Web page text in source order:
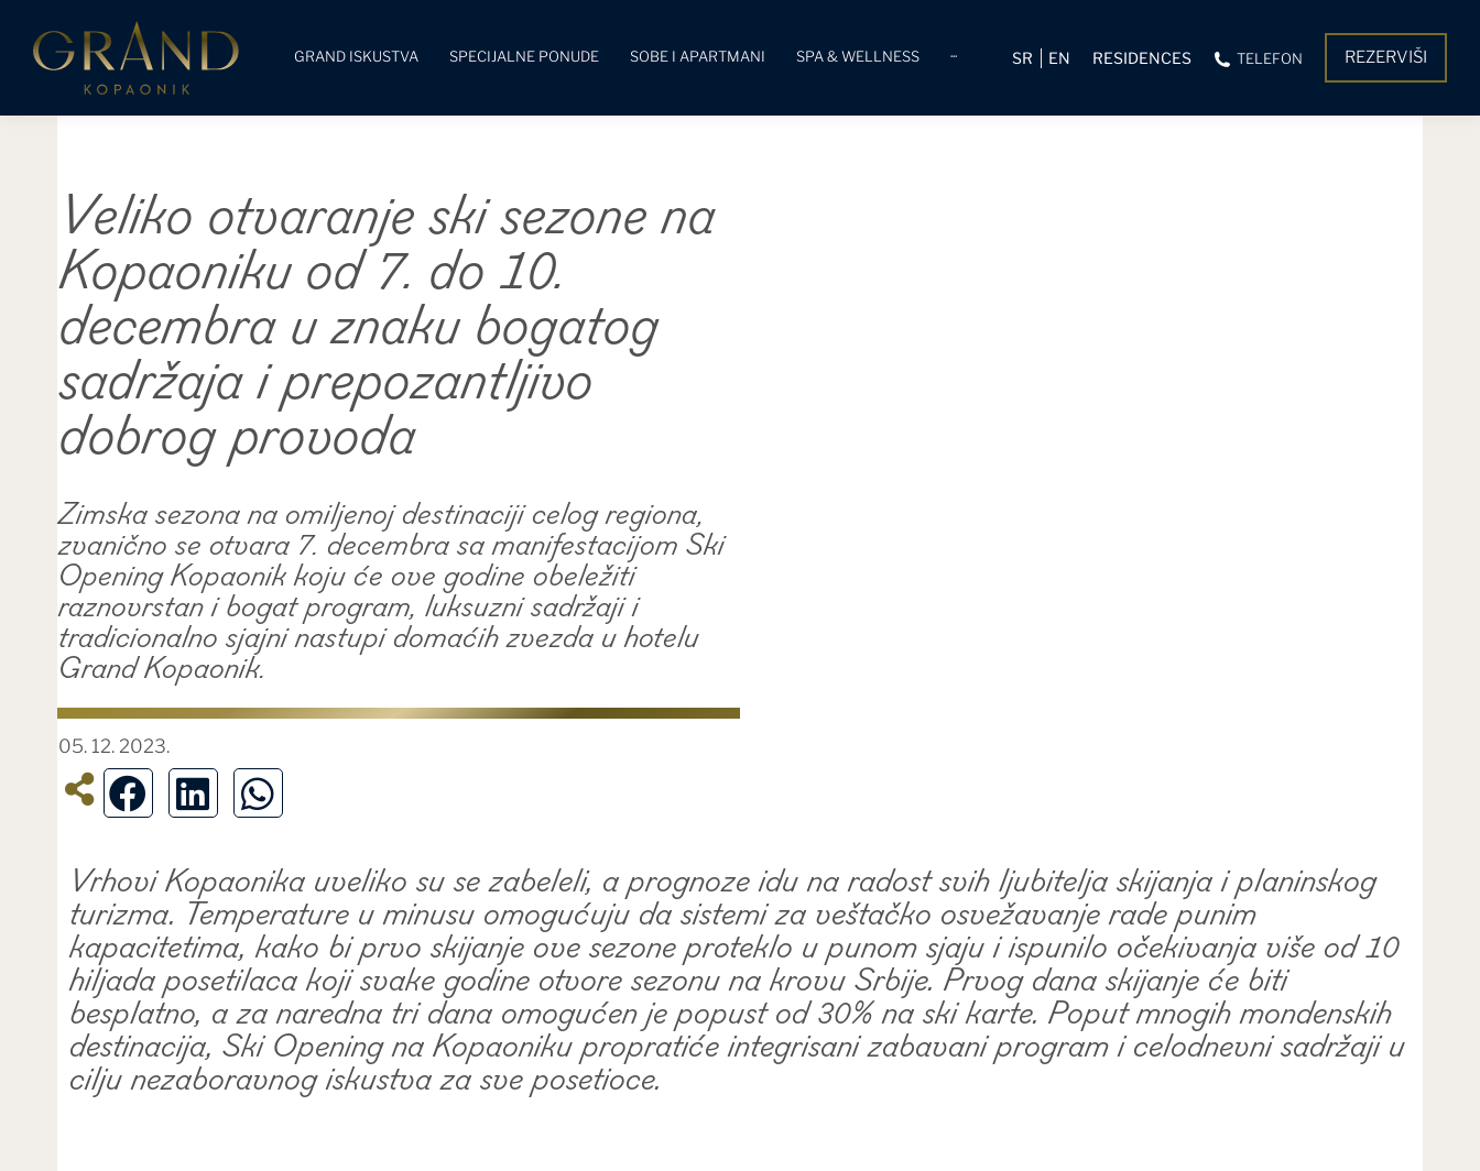
GRAND ISKUSTVA SPECIJALNE PONUDE SOBE I APARTMANI SPA & WELLNESS ··· SR EN RESIDENCES TELEFON REZERVIŠI
Veliko otvaranje ski sezone na
Kopaoniku od 7. do 10.
decembra u znaku bogatog
sadržaja i prepozantljivo
dobrog provoda
Zimska sezona na omiljenoj destinaciji celog regiona,
zvanično se otvara 7. decembra sa manifestacijom Ski
Opening Kopaonik koju će ove godine obeležiti
raznovrstan i bogat program, luksuzni sadržaji i
tradicionalno sjajni nastupi domaćih zvezda u hotelu
Grand Kopaonik.
05. 12. 2023.
Vrhovi Kopaonika uveliko su se zabeleli, a prognoze idu na radost svih ljubitelja skijanja i planinskog
turizma. Temperature u minusu omogućuju da sistemi za veštačko osvežavanje rade punim
kapacitetima, kako bi prvo skijanje ove sezone proteklo u punom sjaju i ispunilo očekivanja više od 10
hiljada posetilaca koji svake godine otvore sezonu na krovu Srbije. Prvog dana skijanje će biti
besplatno, a za naredna tri dana omogućen je popust od 30% na ski karte. Poput mnogih mondenskih
destinacija, Ski Opening na Kopaoniku propratiće integrisani zabavani program i celodnevni sadržaji u
cilju nezaboravnog iskustva za sve posetioce.